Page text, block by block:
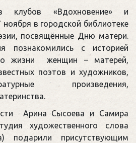
клубов «Вдохновение» и
ноября в городской библиотеке
посвящённые Дню матери.
познакомились с историей
о жизни женщин – матерей,
поэтов и художников,
произведения,
Арина Сысоева и Самира
художественного слова
подарили присутствующим